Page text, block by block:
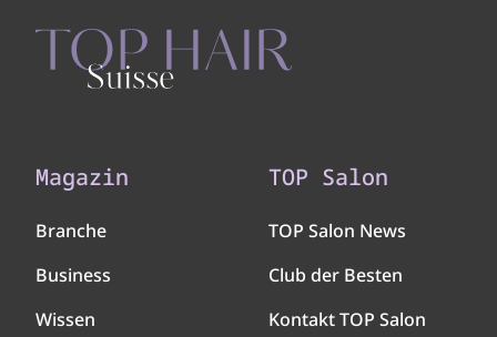
Magazin
Branche
Business
Wissen
TOP Salon
TOP Salon News
Club der Besten
Kontakt TOP Salon